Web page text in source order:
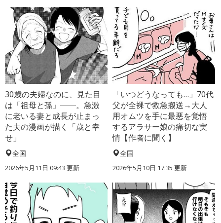
30歳の夫婦なのに、見た目
は「祖母と孫」――。急激
に老いる妻と成長が止まっ
た夫の漫画が描く「歳と幸
せ」
全国
2026年5月11日 09:43 更新
「いつどうなっても…」70代
父が全裸で救急搬送→大人
用オムツを手に最悪を覚悟
するアラサー娘の痛切な実
情【作者に聞く】
全国
2026年5月10日 17:35 更新